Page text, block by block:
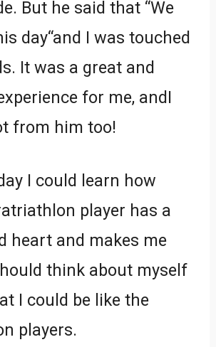
But he said that “We
day“and I was touched
It was a great and
for me, andI
from him too!
I could learn how
player has a
heart and makes me
think about myself
I could be like the
players.